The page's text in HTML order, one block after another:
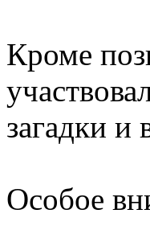
Кроме
загадки и
Особое